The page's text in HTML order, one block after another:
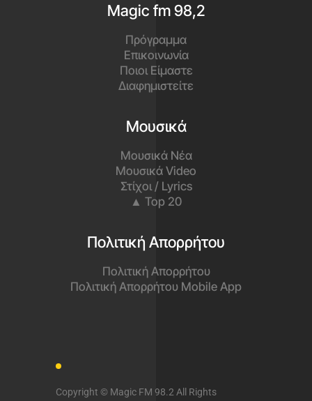
Magic fm 98,2
Πρόγραμμα
Επικοινωνία
Ποιοι Είμαστε
Διαφημιστείτε
Μουσικά
Μουσικά Νέα
Μουσικά Video
Στίχοι / Lyrics
▲ Top 20
Πολιτική Απορρήτου
Πολιτική Απορρήτου
Πολιτική Απορρήτου Mobile App
Copyright © Magic FM 98.2 All Rights